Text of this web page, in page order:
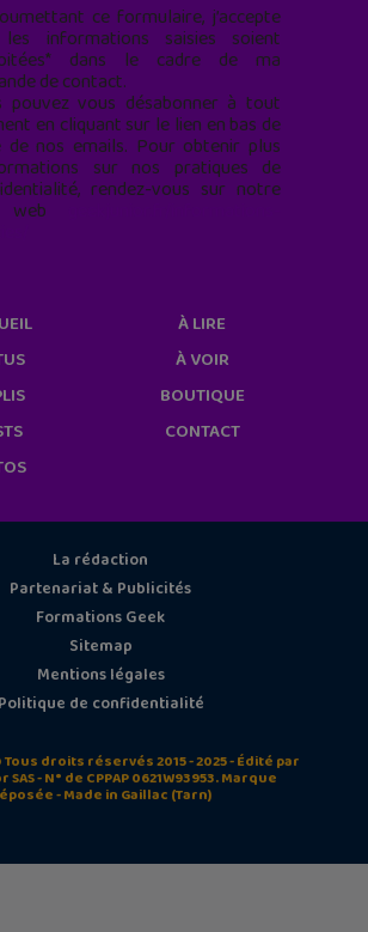
ce formulaire, j’accepte
informations saisies soient
dans le cadre de ma
de contact.
pouvez vous désabonner à tout
en cliquant sur le lien en bas de
de nos emails. Pour obtenir plus
sur nos pratiques de
rendez-vous sur notre
web
À LIRE
À VOIR
BOUTIQUE
CONTACT
La rédaction
Partenariat & Publicités
Formations Geek
Sitemap
Mentions légales
Politique de confidentialité
droits réservés 2015 - 2025 - Édité par
- N° de CPPAP 0621W93953. Marque
- Made in Gaillac (Tarn)